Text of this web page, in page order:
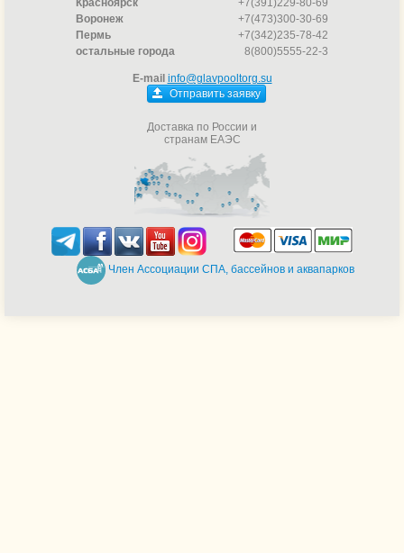
Воронеж
+7(473)300-30-69
Пермь
+7(342)235-78-42
остальные города
8(800)5555-22-3
E-mail info@glavpooltorg.su
Отправить заявку
Доставка по России и
странам ЕАЭС
Член Ассоциации СПА, бассейнов и аквапарков